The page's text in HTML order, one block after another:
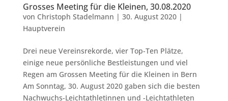
Grosses Meeting für die Kleinen, 30.08.2020
von Christoph Stadelmann | 30. August 2020|
Hauptverein
Drei neue Vereinsrekorde, vier Top-Ten Plätze,
einige neue persönliche Bestleistungen und viel
Regen am Grossen Meeting für die Kleinen in Bern
Am Sonntag, 30. August 2020 gaben sich die besten
Nachwuchs-Leichtathletinnen und -Leichtathleten